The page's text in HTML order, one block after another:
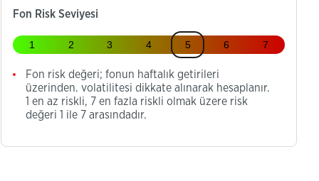
Fon Risk Seviyesi
1 2 3 4 5 6 7
Fon risk değeri; fonun haftalık getirileri
üzerinden. volatilitesi dikkate alınarak hesaplanır.
1 en az riskli, 7 en fazla riskli olmak üzere risk
değeri 1 ile 7 arasındadır.